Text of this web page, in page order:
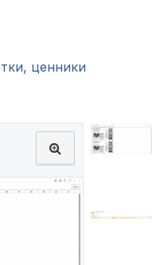
ценники